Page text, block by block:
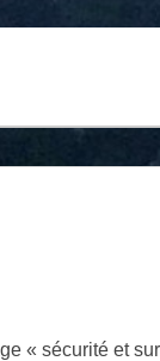
« sécurité et